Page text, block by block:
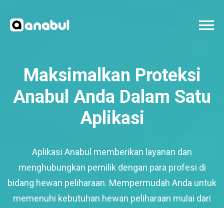
Maksimalkan Proteksi
Anabul Anda Dalam Satu
Aplikasi
Aplikasi Anabul memberikan layanan dan
menghubungkan pemilik dengan para profesi di
bidang hewan peliharaan. Mempermudah Anda untuk
memenuhi kebutuhan hewan peliharaan mulai dari